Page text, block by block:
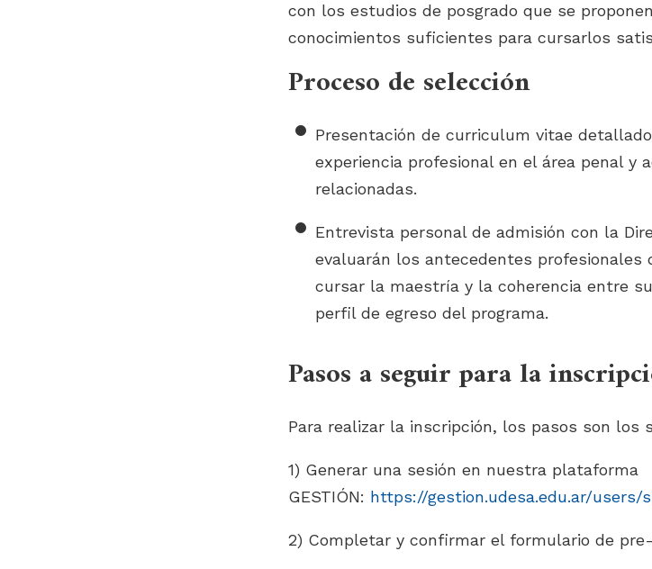
con los estudios de posgrado que se
conocimientos suficientes para cursarlos
Proceso de selección
Presentación de curriculum vitae
experiencia profesional en el área penal y
relacionadas.
Entrevista personal de admisión con la
evaluarán los antecedentes
cursar la maestría y la coherencia entre
perfil de egreso del programa.
Pasos a seguir para la
Para realizar la inscripción, los pasos son los
1) Generar una sesión en nuestra plataforma
GESTIÓN: https://gestion.udesa.edu.ar/users/
2) Completar y confirmar el formulario de